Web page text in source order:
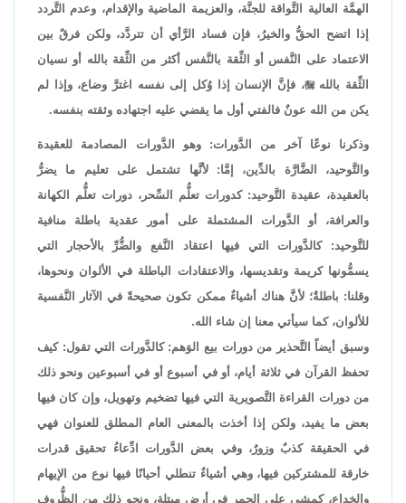
الهمَّة العالية التَّواقة للجنَّة، والعزيمة الماضية والإقدام، وعدم التَّردد
إذا اتضح الحقُّ والخيرُ، فإن فساد الرَّأي أن تتردَّد، ولكن فرقٌ بين
الاعتماد على النَّفس أو الثِّقة بالنَّفس أكثر من الثِّقة بالله أو نسيان
الثِّقة بالله، فإنَّ الإنسان إذا وُكل إلى نفسه اغترَّ وضاع، وإذا لم
يكن من الله عونٌ فالفتي أول ما يقضي عليه اجتهاده وثقته بنفسه.
وذكرنا نوعًا آخر من الدَّورات: وهو الدَّورات المصادمة للعقيدة
والتَّوحيد، الضَّارَّة بالدِّين، إمَّا: لأنَّها تشتمل على تعليم ما يضرُّ
بالعقيدة، عقيدة التَّوحيد: كدورات تعلُّم السِّحر، دورات تعلُّم الكهانة
والعرافة، أو الدَّورات المشتملة على أمور عقدية باطلة منافية
للتَّوحيد: كالدَّورات التي فيها اعتقاد النَّفع والضُّرِّ بالأحجار التي
يسمُّونها كريمة وتقديسها، والاعتقادات الباطلة في الألوان ونحوها،
وقلنا: باطلةٌ؛ لأنَّ هناك أشياءٌ ممكن تكون صحيحةً في الآثار النَّفسية
للألوان، كما سيأتي معنا إن شاء الله.
وسبق أيضاً التَّحذير من دورات بيع الوَهم: كالدَّورات التي تقول: كيف
تحفظ القرآن في ثلاثة أيام، أو في أسبوع أو في أسبوعين ونحو ذلك
من دورات القراءة التَّصويرية التي فيها تضخيم وتهويل، وإن كان فيها
بعض ما يفيد، ولكن إذا أخذت بالمعنى العام المطلق للعنوان فهي
في الحقيقة كذبٌ وزورٌ، وفي بعض الدَّورات ادِّعاءُ تحقيق قدرات
خارقة للمشتركين فيها، وهي أشياءٌ تنطلي أحيانًا فيها نوع من الإيهام
والخداع، كمشي على الجمر في أرض مبتلة، ونحو ذلك من الظُّروف